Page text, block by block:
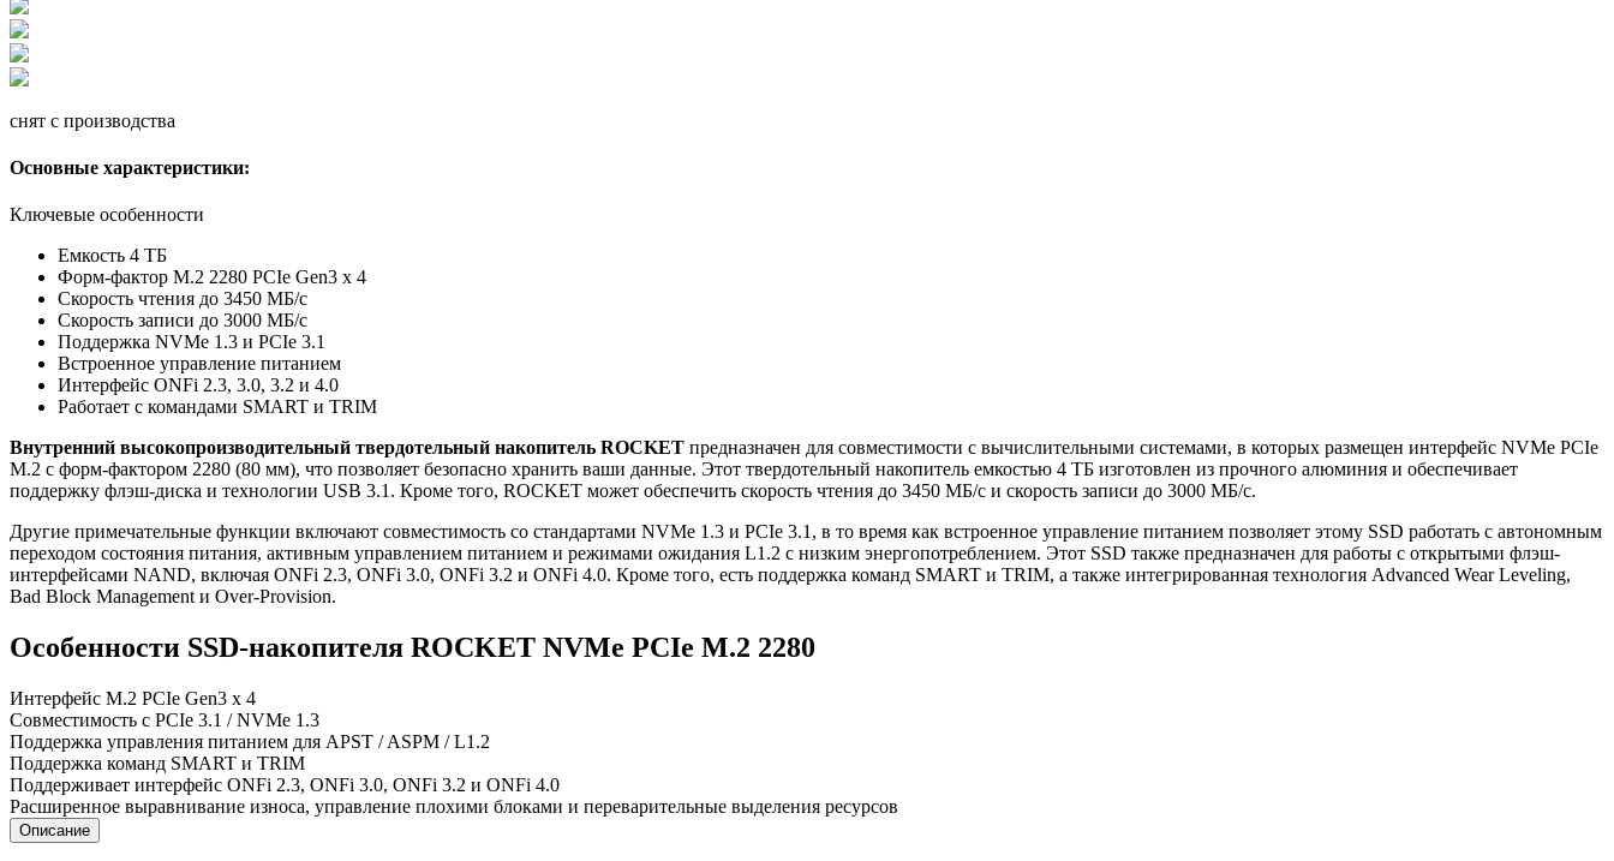
снят с производства
Основные характеристики:
Ключевые особенности
Емкость 4 ТБ
Форм-фактор M.2 2280 PCIe Gen3 x 4
Скорость чтения до 3450 МБ/с
Скорость записи до 3000 МБ/с
Поддержка NVMe 1.3 и PCIe 3.1
Встроенное управление питанием
Интерфейс ONFi 2.3, 3.0, 3.2 и 4.0
Работает с командами SMART и TRIM
Внутренний высокопроизводительный твердотельный накопитель ROCKET предназначен для совместимости с вычислительными системами, в которых размещен интерфейс NVMe PCIe
M.2 с форм-фактором 2280 (80 мм), что позволяет безопасно хранить ваши данные. Этот твердотельный накопитель емкостью 4 ТБ изготовлен из прочного алюминия и обеспечивает
поддержку флэш-диска и технологии USB 3.1. Кроме того, ROCKET может обеспечить скорость чтения до 3450 МБ/с и скорость записи до 3000 МБ/с.
Другие примечательные функции включают совместимость со стандартами NVMe 1.3 и PCIe 3.1, в то время как встроенное управление питанием позволяет этому SSD работать с автономным
переходом состояния питания, активным управлением питанием и режимами ожидания L1.2 с низким энергопотреблением. Этот SSD также предназначен для работы с открытыми флэш-
интерфейсами NAND, включая ONFi 2.3, ONFi 3.0, ONFi 3.2 и ONFi 4.0. Кроме того, есть поддержка команд SMART и TRIM, а также интегрированная технология Advanced Wear Leveling,
Bad Block Management и Over-Provision.
Особенности SSD-накопителя ROCKET NVMe PCIe M.2 2280
Интерфейс M.2 PCIe Gen3 x 4
Совместимость с PCIe 3.1 / NVMe 1.3
Поддержка управления питанием для APST / ASPM / L1.2
Поддержка команд SMART и TRIM
Поддерживает интерфейс ONFi 2.3, ONFi 3.0, ONFi 3.2 и ONFi 4.0
Расширенное выравнивание износа, управление плохими блоками и переварительные выделения ресурсов
Описание